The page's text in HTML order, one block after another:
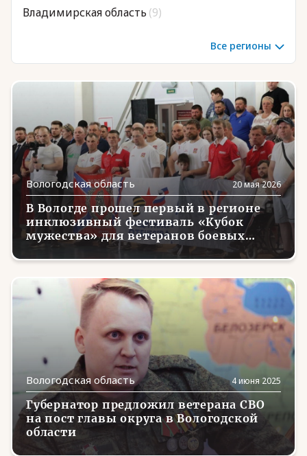
Владимирская область (9)
Вологодская область(6)
Воронежская область(19)
Дагестан
(25)
Донецкая Народная Республика(8)
Еврейская АО(23)
Забайкальский край(13)
Запорожская область(22)
Ивановская область (8)
Иркутская область(5)
Кабардино-Балкария(2)
Калининградская область(1)
Калмыкия(1)
Калужская область(11)
Камчатский край
Все регионы
Вологодская область 20 мая 2026
В Вологде прошел первый в регионе
инклюзивный фестиваль «Кубок
мужества» для ветеранов боевых
действий
Вологодская область 4 июня 2025
Губернатор предложил ветерана СВО
на пост главы округа в Вологодской
области